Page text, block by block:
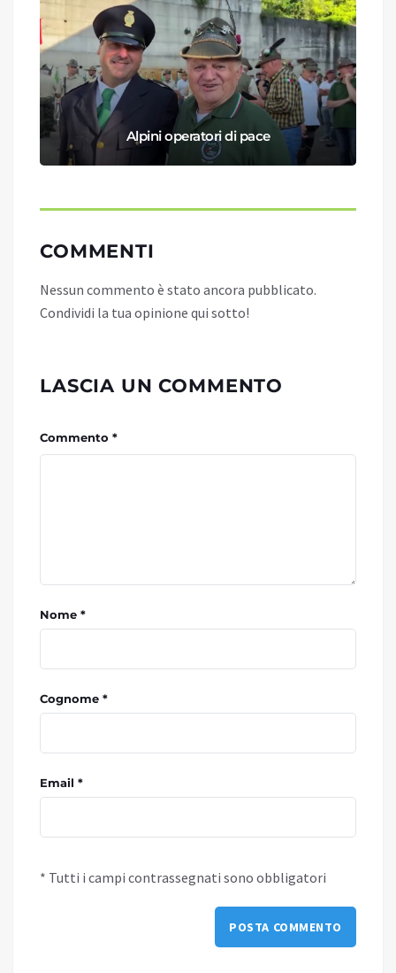
Alpini operatori di pace
COMMENTI
Nessun commento è stato ancora pubblicato.
Condividi la tua opinione qui sotto!
LASCIA UN COMMENTO
Commento *
Nome *
Cognome *
Email *
* Tutti i campi contrassegnati sono obbligatori